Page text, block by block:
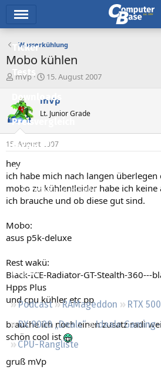
Ticker
Tests
Downloads
Preisvergleich
Forum
Aktuelles
Empfohlene Inhalte
Neueste Aktivitäten
Regeln
Podcast RAMageddon
RTX
RX 9000 „Deals“
Ideale Gaming-
CPU-Rangliste
Wasserkühlung
Mobo kühlen
E
t
e
e
r
mVp
E
s
e
t
m
15. August 2007
mVp
Lt. Junior Grade
15. August 2007
hey
ich habe mich nach langen überlegen
mobo zu kühlen!leider habe ich
ich brauche und ob diese gut sind.
Mobo:
asus p5k-deluxe
Rest wakü:
Black-ICE-Radiator-GT-Stealth-360---
Hpps Plus
und cpu kühler etc pp
brauche ich noch einen zusatz radi
schön cool ist
gruß mVp